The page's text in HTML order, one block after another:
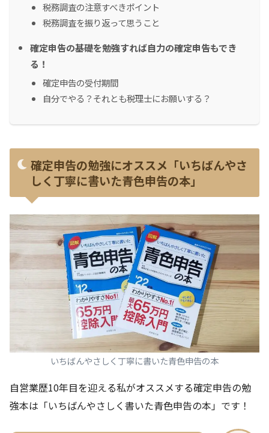
税務調査の注意すべきポイント
税務調査を振り返って思うこと
確定申告の基礎を勉強すれば自力の確定申告もでき
る！
確定申告の受付期間
自分でやる？それとも税理士にお願いする？
確定申告の勉強にオススメ「いちばんやさ
しく丁寧に書いた青色申告の本」
いちばんやさしく丁寧に書いた青色申告の本
自営業歴10年目を迎える私がオススメする確定申告の勉
強本は「いちばんやさしく書いた青色申告の本」です！